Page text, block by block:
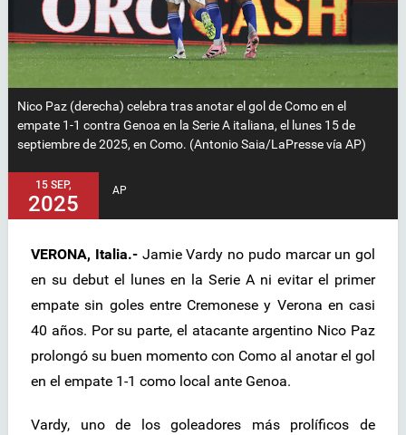
Nico Paz (derecha) celebra tras anotar el gol de Como en el
empate 1-1 contra Genoa en la Serie A italiana, el lunes 15 de
septiembre de 2025, en Como. (Antonio Saia/LaPresse vía AP)
15 SEP,
2025
AP
VERONA, Italia.-Jamie Vardy no pudo marcar un gol
en su debut el lunes en la Serie A ni evitar el primer
empate sin goles entre Cremonese y Verona en casi
40 años. Por su parte, el atacante argentino Nico Paz
prolongó su buen momento con Como al anotar el gol
en el empate 1-1 como local ante Genoa.
Vardy, uno de los goleadores más prolíficos de